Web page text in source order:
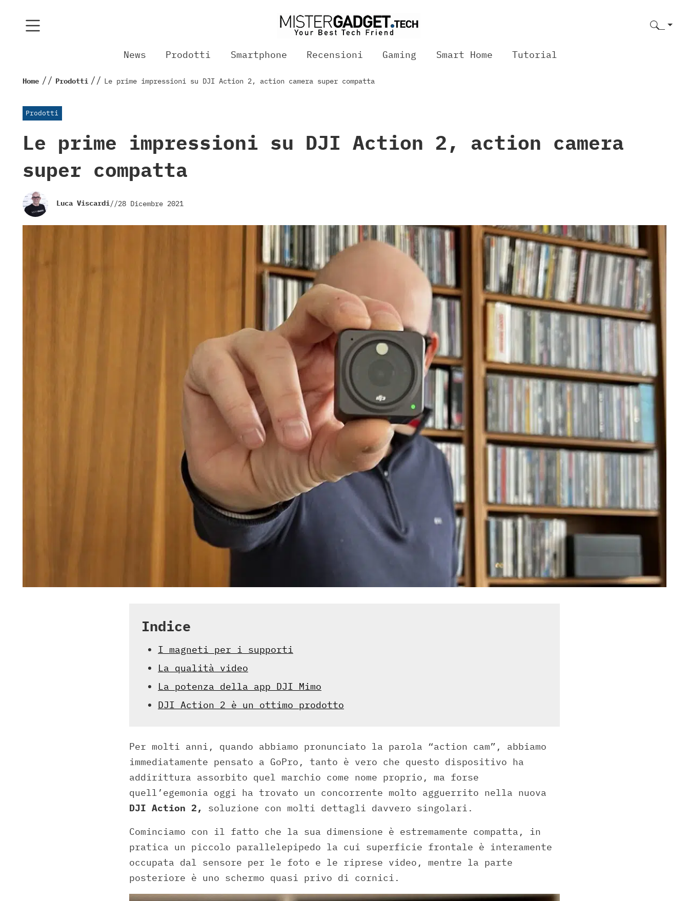
News Prodotti Smartphone Recensioni Gaming Smart Home Tutorial
Home // Prodotti // Le prime impressioni su DJI Action 2, action camera super compatta
Prodotti
Le prime impressioni su DJI Action 2, action camera
super compatta
Luca Viscardi//28 Dicembre 2021
Indice
I magneti per i supporti
La qualità video
La potenza della app DJI Mimo
DJI Action 2 è un ottimo prodotto
Per molti anni, quando abbiamo pronunciato la parola “action cam”, abbiamo
immediatamente pensato a GoPro, tanto è vero che questo dispositivo ha
addirittura assorbito quel marchio come nome proprio, ma forse
quell’egemonia oggi ha trovato un concorrente molto agguerrito nella nuova
DJI Action 2,
soluzione con molti dettagli davvero singolari.
Cominciamo con il fatto che la sua dimensione è estremamente compatta, in
pratica un piccolo parallelepipedo la cui superficie frontale è interamente
occupata dal sensore per le foto e le riprese video, mentre la parte
posteriore è uno schermo quasi privo di cornici.